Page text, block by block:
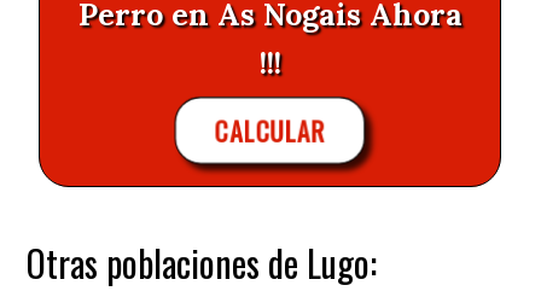
Perro en As Nogais Ahora
!!!
CALCULAR
Otras poblaciones de Lugo: